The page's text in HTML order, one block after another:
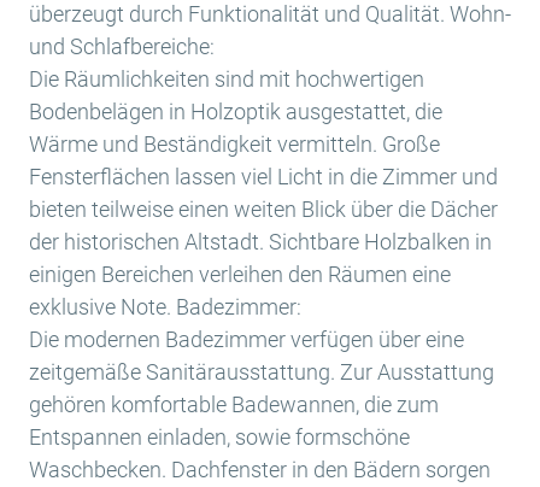
überzeugt durch Funktionalität und Qualität. Wohn-
und Schlafbereiche:
Die Räumlichkeiten sind mit hochwertigen
Bodenbelägen in Holzoptik ausgestattet, die
Wärme und Beständigkeit vermitteln. Große
Fensterflächen lassen viel Licht in die Zimmer und
bieten teilweise einen weiten Blick über die Dächer
der historischen Altstadt. Sichtbare Holzbalken in
einigen Bereichen verleihen den Räumen eine
exklusive Note. Badezimmer:
Die modernen Badezimmer verfügen über eine
zeitgemäße Sanitärausstattung. Zur Ausstattung
gehören komfortable Badewannen, die zum
Entspannen einladen, sowie formschöne
Waschbecken. Dachfenster in den Bädern sorgen